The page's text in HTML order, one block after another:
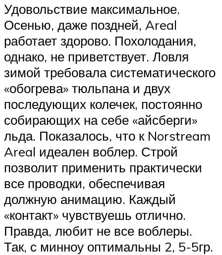
Удовольствие максимальное.
Осенью, даже поздней, Areal
работает здорово. Похолодания,
однако, не приветствует. Ловля
зимой требовала систематического
«обогрева» тюльпана и двух
последующих колечек, постоянно
собирающих на себе «айсберги»
льда. Показалось, что к Norstream
Areal идеален воблер. Строй
позволит применить практически
все проводки, обеспечивая
должную анимацию. Каждый
«контакт» чувствуешь отлично.
Правда, любит не все воблеры.
Так, с минноу оптимальны 2, 5-5гр.